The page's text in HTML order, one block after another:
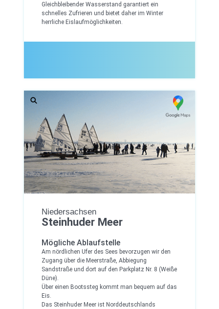
Gleichbleibender Wasserstand garantiert ein
schnelles Zufrieren und bietet daher im Winter
herrliche Eislaufmöglichkeiten.
Niedersachsen
Steinhuder Meer
Mögliche Ablaufstelle
Am nördlichen Ufer des Sees bevorzugen wir den
Zugang über die Meerstraße, Abbiegung
Sandstraße und dort auf den Parkplatz Nr. 8 (Weiße
Düne).
Über einen Bootssteg kommt man bequem auf das
Eis.
Das Steinhuder Meer ist Norddeutschlands